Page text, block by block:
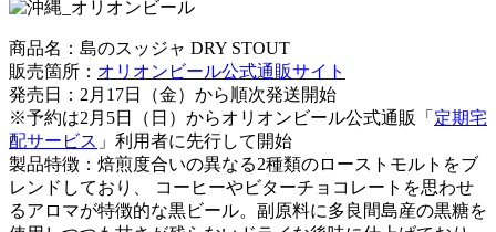
商品名：島のスッジャ DRY STOUT
販売箇所： オリオンビール公式通販サイト
発売日：2月17日（金）から順次発送開始
※予約は2月5日（日）からオリオンビール公式通販「 定期宅
配サービス 」利用者に先行して開始
製品特徴：焙煎度合いの異なる2種類のローストモルトをブ
レンドしており、 コーヒーやビターチョコレートを思わせ
るアロマが特徴的な黒ビール。副原料に多良間島産の黒糖を